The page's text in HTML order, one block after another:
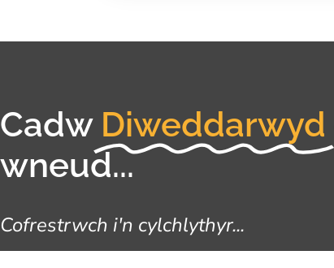
Cadw Diweddarwyd
wneud...
Cofrestrwch i'n cylchlythyr...